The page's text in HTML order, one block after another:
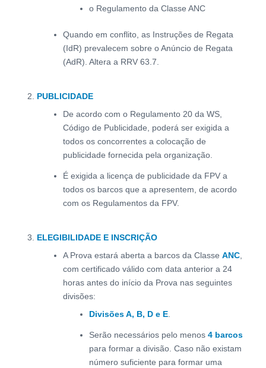
o Regulamento da Classe ANC
Quando em conflito, as Instruções de Regata
(IdR) prevalecem sobre o Anúncio de Regata
(AdR). Altera a RRV 63.7.
PUBLICIDADE
De acordo com o Regulamento 20 da WS,
Código de Publicidade, poderá ser exigida a
todos os concorrentes a colocação de
publicidade fornecida pela organização.
É exigida a licença de publicidade da FPV a
todos os barcos que a apresentem, de acordo
com os Regulamentos da FPV.
ELEGIBILIDADE E INSCRIÇÃO
A Prova estará aberta a barcos da Classe ANC,
com certificado válido com data anterior a 24
horas antes do início da Prova nas seguintes
divisões:
Divisões A, B, D e E.
Serão necessários pelo menos 4 barcos
para formar a divisão. Caso não existam
número suficiente para formar uma